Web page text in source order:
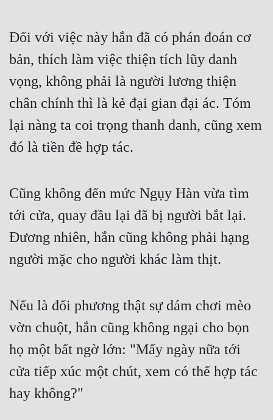
Dị Giới
Dị Năng
Gia Đấu
Góc Nhìn Nam
Góc Nhìn Nữ
Huyền Ảo
Hài Hước
Hệ Thống
Khoa Huyễn
Khoa Huyễn Không Gian
Kinh Dị
Kiếm Hiệp
Kỳ Huyễn
Đối với việc này hắn đã có phán đoán cơ
bản, thích làm việc thiện tích lũy danh
vọng, không phải là người lương thiện
chân chính thì là kẻ đại gian đại ác. Tóm
lại nàng ta coi trọng thanh danh, cũng xem
đó là tiền đề hợp tác.
Cũng không đến mức Ngụy Hàn vừa tìm
tới cửa, quay đầu lại đã bị người bắt lại.
Đương nhiên, hắn cũng không phải hạng
người mặc cho người khác làm thịt.
Nếu là đối phương thật sự dám chơi mèo
vờn chuột, hắn cũng không ngại cho bọn
họ một bất ngờ lớn: "Mấy ngày nữa tới
cửa tiếp xúc một chút, xem có thể hợp tác
hay không?"